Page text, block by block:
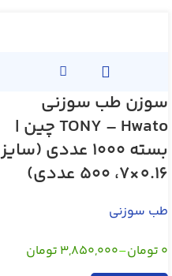
سوزن طب سوزنی
TONY – Hwato چین |
بسته ۱۰۰۰ عددی (سایز
0.16×7، ۵۰۰ عددی)
طب سوزنی
۰ تومان–۳,۸۵۰,۰۰۰ تومان